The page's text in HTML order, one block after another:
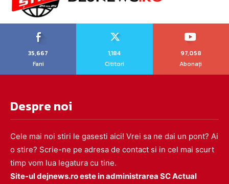
35,667
Fani
1,184
Cititori
97,058
Abonați
Despre noi
Cele mai noi stiri le gasesti aici! Vrei sa ne dai un pont? Ai
o stire? Scrie-ne pe adresa de contact si in cel mai scurt
timp vom lua legatura cu tine.
Site-ul dejnews.ro este in administrarea SC Actual